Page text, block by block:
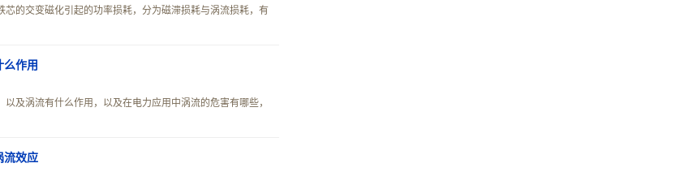
的交变磁化引起的功率损耗，分为磁滞损耗与涡流损耗，有
么作用
及涡流有什么作用，以及在电力应用中涡流的危害有哪些，
流效应